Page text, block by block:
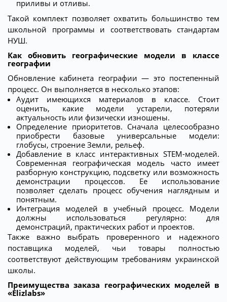
приливы и отливы.
Такой комплект позволяет охватить большинство тем
школьной программы и соответствовать стандартам
НУШ.
Как обновить географические модели в классе
географии
Обновление кабинета географии — это постепенный
процесс. Он выполняется в несколько этапов:
Аудит имеющихся материалов в классе. Стоит
оценить, какие модели устарели, потеряли
актуальность или физически изношены.
Определение приоритетов. Сначала целесообразно
приобрести базовые универсальные модели:
глобусы, строение Земли, рельеф.
Добавление в класс интерактивных STEM-моделей.
Современная географическая модель часто имеет
разборную конструкцию, подсветку или возможность
демонстрации процессов. Ее использование
позволяет сделать процесс обучения наглядным и
понятным.
Интеграция моделей в учебный процесс. Модели
должны использоваться регулярно: для
демонстраций, практических работ и проектов.
Также важно выбрать проверенного и надежного
поставщика моделей, чьи товары полностью
соответствуют действующим требованиям украинской
школы.
Преимущества заказа географических моделей в
«Elizlabs»